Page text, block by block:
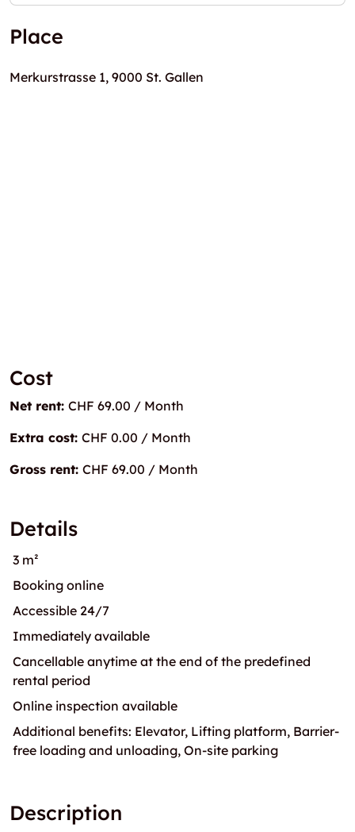
Place
Merkurstrasse 1, 9000 St. Gallen
Cost
Net rent: CHF 69.00 / Month
Extra cost: CHF 0.00 / Month
Gross rent: CHF 69.00 / Month
Details
3 m²
Booking online
Accessible 24/7
Immediately available
Cancellable anytime at the end of the predefined
rental period
Online inspection available
Additional benefits: Elevator, Lifting platform, Barrier-
free loading and unloading, On-site parking
Description